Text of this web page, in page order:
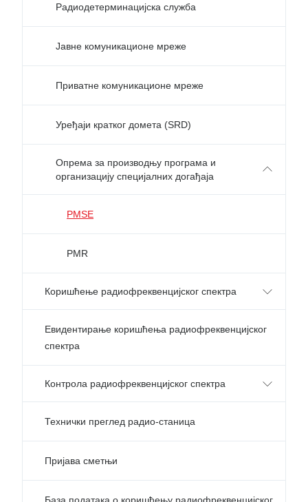
Радиодетерминацијска служба
Јавне комуникационе мреже
Приватне комуникационе мреже
Уређаји кратког домета (SRD)
Oпрема за производњу програма и
организацију специјалних догађаја
PMSE
PMR
Коришћење радиофреквенцијског спектра
Евидентирање коришћења радиофреквенцијског
спектра
Контрола радиофреквенцијског спектра
Технички преглед радио-станица
Пријава сметњи